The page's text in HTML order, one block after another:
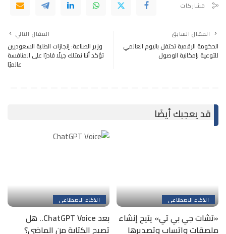
مشاركات
المقال السابق
الحكومة الرقمية تحتفل باليوم العالمي
للتوعية بإمكانية الوصول
المقال التالي
وزير الصناعة: إنجازات الطلبة السعوديين
تؤكد أننا نمتلك جيلًا قادرًا على المنافسة
عالميًا
قد يعجبك أيضًا
الذكاء الاصطناعي
«تشات جي بي تي» يتيح إنشاء
ملصقات واتساب وتصديرها
الذكاء الاصطناعي
بعد ChatGPT Voice.. هل
تصبح الكتابة من الماضي؟